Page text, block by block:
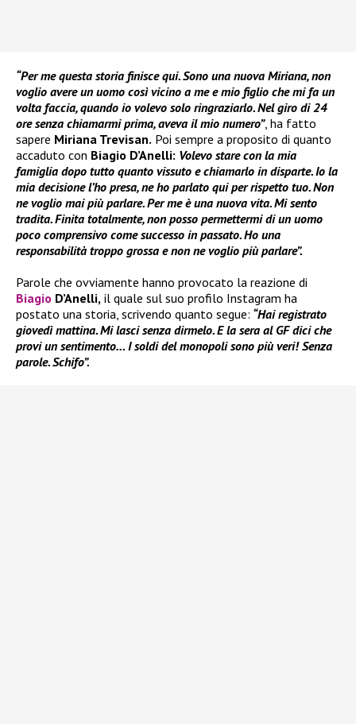
“Per me questa storia finisce qui. Sono una nuova Miriana, non
voglio avere un uomo così vicino a me e mio figlio che mi fa un
volta faccia, quando io volevo solo ringraziarlo. Nel giro di 24
ore senza chiamarmi prima, aveva il mio numero”, ha fatto
sapere Miriana Trevisan. Poi sempre a proposito di quanto
accaduto con Biagio D’Anelli: Volevo stare con la mia
famiglia dopo tutto quanto vissuto e chiamarlo in disparte. Io la
mia decisione l’ho presa, ne ho parlato qui per rispetto tuo. Non
ne voglio mai più parlare. Per me è una nuova vita. Mi sento
tradita. Finita totalmente, non posso permettermi di un uomo
poco comprensivo come successo in passato. Ho una
responsabilità troppo grossa e non ne voglio più parlare”.
Parole che ovviamente hanno provocato la reazione di
Biagio D’Anelli, il quale sul suo profilo Instagram ha
postato una storia, scrivendo quanto segue: “Hai registrato
giovedì mattina. Mi lasci senza dirmelo. E la sera al GF dici che
provi un sentimento… I soldi del monopoli sono più veri! Senza
parole. Schifo”.